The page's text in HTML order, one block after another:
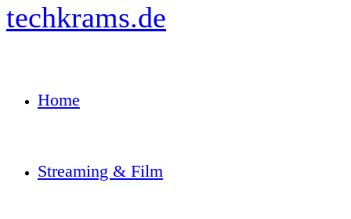
techkrams.de
Home
Streaming & Film